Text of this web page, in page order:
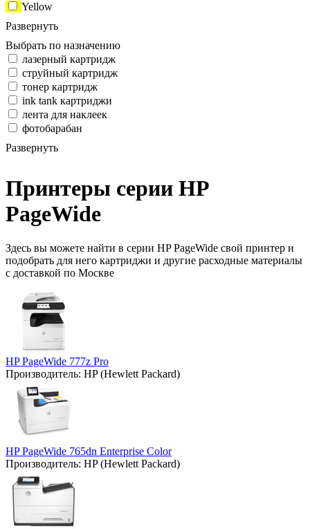
Yellow
Развернуть
Выбрать по назначению
лазерный картридж
струйный картридж
тонер картридж
ink tank картриджи
лента для наклеек
фотобарабан
Развернуть
Принтеры серии HP
PageWide
Здесь вы можете найти в серии HP PageWide свой принтер и
подобрать для него картриджи и другие расходные материалы
с доставкой по Москве
HP PageWide 777z Pro
Производитель: HP (Hewlett Packard)
HP PageWide 765dn Enterprise Color
Производитель: HP (Hewlett Packard)